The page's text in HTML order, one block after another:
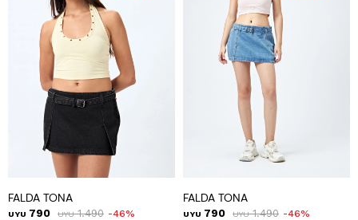
FALDA TONA
UYU 790 UYU 1.490 46
FALDA TONA
UYU 790 UYU 1.490 46